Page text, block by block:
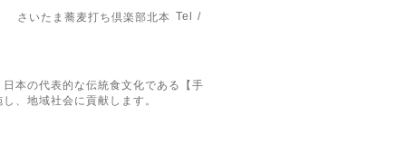
さいたま蕎麦打ち倶楽部北本 Tel /
本の代表的な伝統食文化である【手
、地域社会に貢献します。